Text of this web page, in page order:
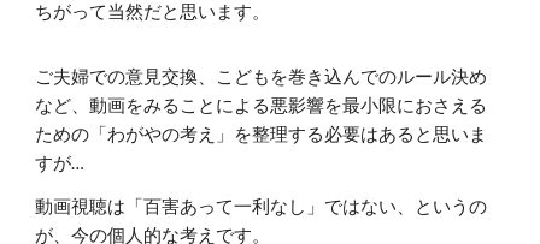
ちがって当然だと思います。
ご夫婦での意見交換、こどもを巻き込んでのルール決め
など、動画をみることによる悪影響を最小限におさえる
ための「わがやの考え」を整理する必要はあると思いま
すが…
動画視聴は「百害あって一利なし」ではない、というの
が、今の個人的な考えです。